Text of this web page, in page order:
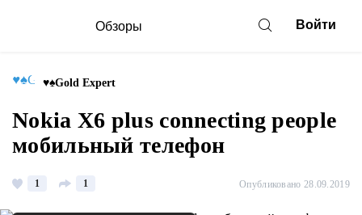
Обзоры Войти
♥♠Gold Expert
Nokia X6 plus connecting people
мобильный телефон
1 1 Опубликовано 28.09.2019